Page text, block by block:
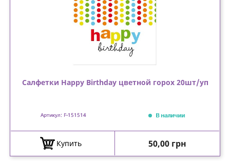
Салфетки Happy Birthday цветной горох 20шт/уп
Артикул: F-151514 В наличии
Купить Цена
50,00 грн